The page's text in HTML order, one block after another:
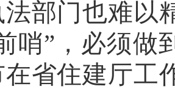
部门也难以
哨”，必须做
省住建厅工